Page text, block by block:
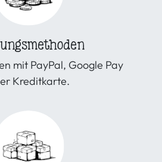
mit PayPal, Google Pay
Kreditkarte.